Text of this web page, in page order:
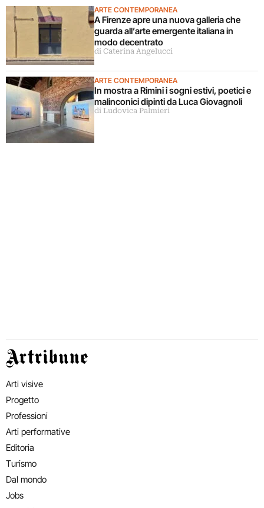
ARTE CONTEMPORANEA
A Firenze apre una nuova galleria che
guarda all’arte emergente italiana in
modo decentrato
di Caterina Angelucci
ARTE CONTEMPORANEA
In mostra a Rimini i sogni estivi, poetici e
malinconici dipinti da Luca Giovagnoli
di Ludovica Palmieri
Artribune
Arti visive
Progetto
Professioni
Arti performative
Editoria
Turismo
Dal mondo
Jobs